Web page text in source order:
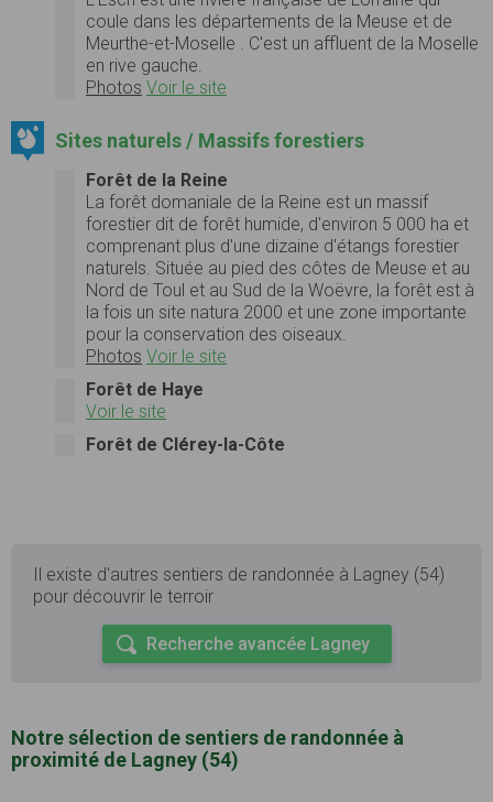
coule dans les départements de la Meuse et de
Meurthe-et-Moselle . C'est un affluent de la Moselle
en rive gauche.
Photos Voir le site
Sites naturels / Massifs forestiers
Forêt de la Reine
La forêt domaniale de la Reine est un massif
forestier dit de forêt humide, d'environ 5 000 ha et
comprenant plus d'une dizaine d'étangs forestier
naturels. Située au pied des côtes de Meuse et au
Nord de Toul et au Sud de la Woëvre, la forêt est à
la fois un site natura 2000 et une zone importante
pour la conservation des oiseaux.
Photos Voir le site
Forêt de Haye
Voir le site
Forêt de Clérey-la-Côte
Il existe d'autres sentiers de randonnée à Lagney (54)
pour découvrir le terroir
Recherche avancée Lagney
Notre sélection de sentiers de randonnée à
proximité de Lagney (54)